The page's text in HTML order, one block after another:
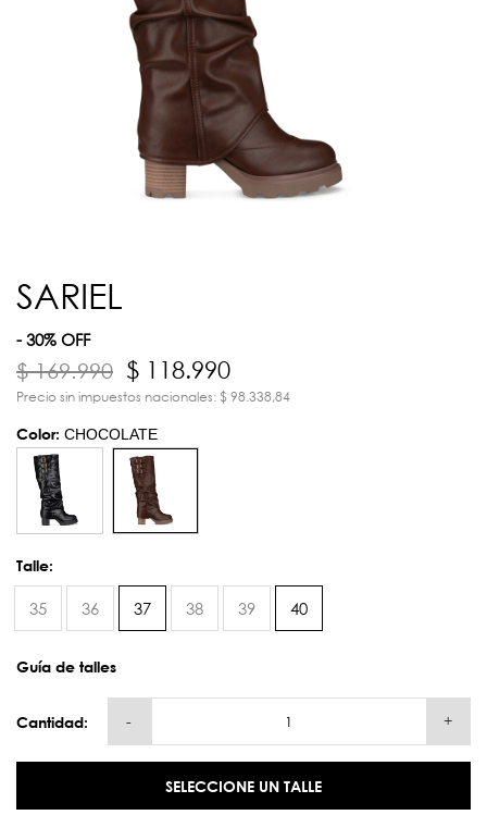
SARIEL
- 30% OFF
$ 169.990 $ 118.990
Precio sin impuestos nacionales: $ 98.338,84
Color: CHOCOLATE
Talle:
35 36 37 38 39 40
Guía de talles
Cantidad: - +
SELECCIONE UN TALLE